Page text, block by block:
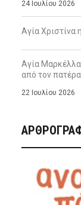
24 Ιουλίου 2026
Αγία Χριστίνα
Αγία
από τον
22 Ιουλίου 2026